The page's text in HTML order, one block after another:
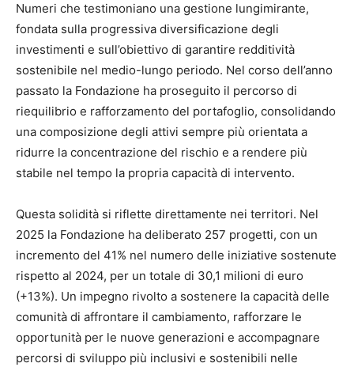
Numeri che testimoniano una gestione lungimirante,
fondata sulla progressiva diversificazione degli
investimenti e sull’obiettivo di garantire redditività
sostenibile nel medio-lungo periodo. Nel corso dell’anno
passato la Fondazione ha proseguito il percorso di
riequilibrio e rafforzamento del portafoglio, consolidando
una composizione degli attivi sempre più orientata a
ridurre la concentrazione del rischio e a rendere più
stabile nel tempo la propria capacità di intervento.
Questa solidità si riflette direttamente nei territori. Nel
2025 la Fondazione ha deliberato 257 progetti, con un
incremento del 41% nel numero delle iniziative sostenute
rispetto al 2024, per un totale di 30,1 milioni di euro
(+13%). Un impegno rivolto a sostenere la capacità delle
comunità di affrontare il cambiamento, rafforzare le
opportunità per le nuove generazioni e accompagnare
percorsi di sviluppo più inclusivi e sostenibili nelle